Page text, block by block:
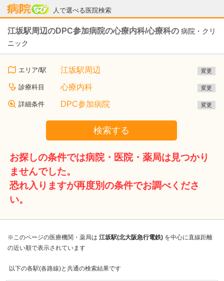
人で選べる医院検索
病院なび
江坂駅周辺のDPC参加病院の心療内科/心療科の 病院・クリ
ニック
エリア/駅 江坂駅周辺 変更
診療科目 心療内科 変更
詳細条件 DPC参加病院 変更
検索する
お探しの条件では病院・医院・薬局は見つかり
ませんでした。
恐れ入りますが再度別の条件でお調べくださ
い。
※このページの医療機関・薬局は 江坂駅(北大阪急行電鉄) を中心に直線距離
の近い順で表示されています
以下の各駅(各路線)と共通の検索結果です